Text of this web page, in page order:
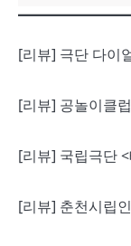
[리뷰] 극단 다이
[리뷰] 공놀이클
[리뷰] 국립극단
[리뷰] 춘천시립